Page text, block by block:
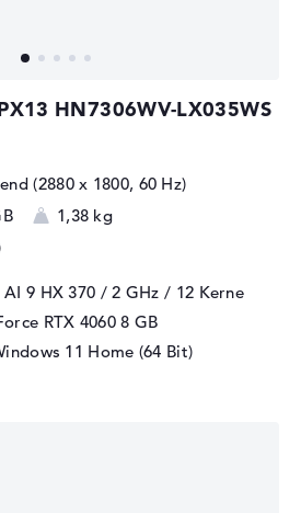
HN7306WV-LX035WS
(2880 x 1800, 60 Hz)
1,38 kg
9 HX 370 / 2 GHz / 12 Kerne
RTX 40608 GB
11 Home (64 Bit)